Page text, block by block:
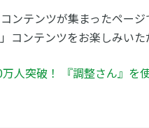
コンテンツが集まったペー
コンテンツをお楽しみいた
人突破！ 『調整さん』を